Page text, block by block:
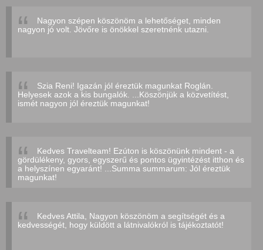
Nagyon szépen köszönöm a lehetőséget, minden
nagyon jó volt. Jövőre is önökkel szeretnénk utazni.
Szia Reni! Igazán jól éreztük magunkat Roglán.
Helyesek azok a kis bungalók. ...Köszönjük a közvetítést,
ismét nagyon jól éreztük magunkat!
Kedves Travelteam! Ezúton is köszönünk mindent - a
gördülékeny, gyors, egyszerű és pontos ügyintézést itthon és
a helyszínen egyaránt! ...Summa summarum: Jól éreztük
magunkat!
Kedves Attila, Nagyon köszönöm a segítségét és a
kedvességét, hogy küldött a látnivalókról is tájékoztatót!